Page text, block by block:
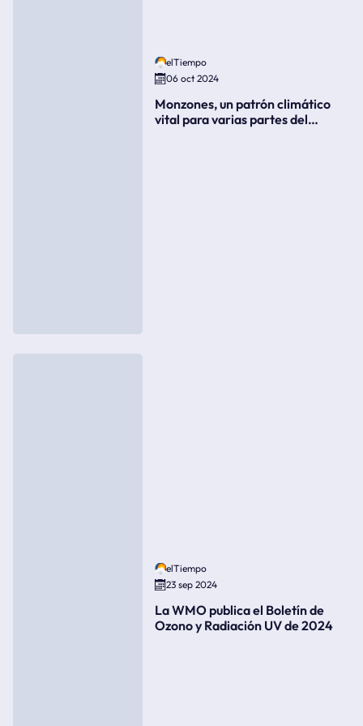
elTiempo
06 oct 2024
Monzones, un patrón climático
vital para varias partes del
elTiempo
23 sep 2024
La WMO publica el Boletín de
Ozono y Radiación UV de 2024